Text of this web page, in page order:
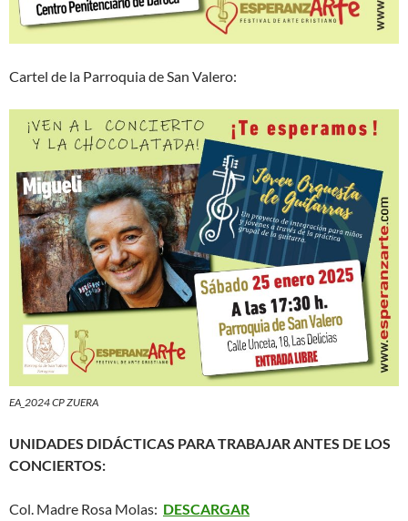
Cartel de la Parroquia de San Valero:
EA_2024 CP ZUERA
UNIDADES DIDÁCTICAS PARA TRABAJAR ANTES DE LOS
CONCIERTOS:
Col. Madre Rosa Molas: DESCARGAR